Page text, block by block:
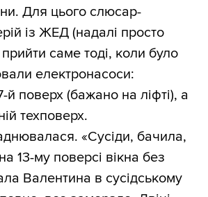
Для цього слюсар-
із ЖЕД (надалі просто
саме тоді, коли було
електронасоси:
й поверх (бажано на ліфті), а
техповерх.
«Сусіди, бачила,
13-му поверсі вікна без
Валентина в сусідському